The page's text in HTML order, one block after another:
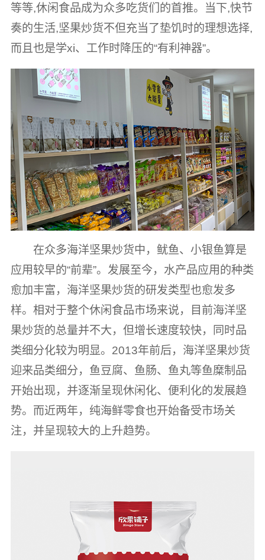
等等,休闲食品成为众多吃货们的首推。当下,快节
奏的生活,坚果炒货不但充当了垫饥时的理想选择,
而且也是学xi、工作时降压的“有利神器”。
在众多海洋坚果炒货中，鱿鱼、小银鱼算是
应用较早的“前辈”。发展至今，水产品应用的种类
愈加丰富，海洋坚果炒货的研发类型也愈发多
样。相对于整个休闲食品市场来说，目前海洋坚
果炒货的总量并不大，但增长速度较快，同时品
类细分化较为明显。2013年前后，海洋坚果炒货
迎来品类细分，鱼豆腐、鱼肠、鱼丸等鱼糜制品
开始出现，并逐渐呈现休闲化、便利化的发展趋
势。而近两年，纯海鲜零食也开始备受市场关
注，并呈现较大的上升趋势。